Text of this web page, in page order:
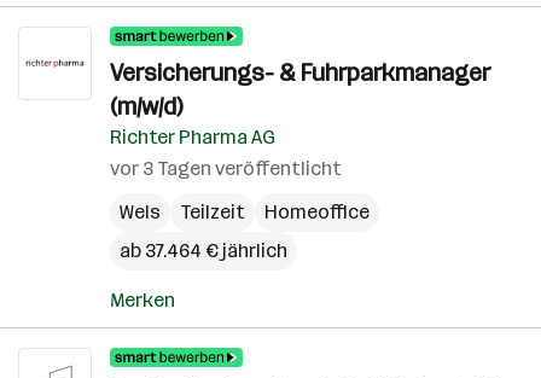
Versicherungs- & Fuhrparkmanager
(m/w/d)
Richter Pharma AG
vor 3 Tagen veröffentlicht
Wels
Teilzeit
Homeoffice
ab 37.464 € jährlich
Merken